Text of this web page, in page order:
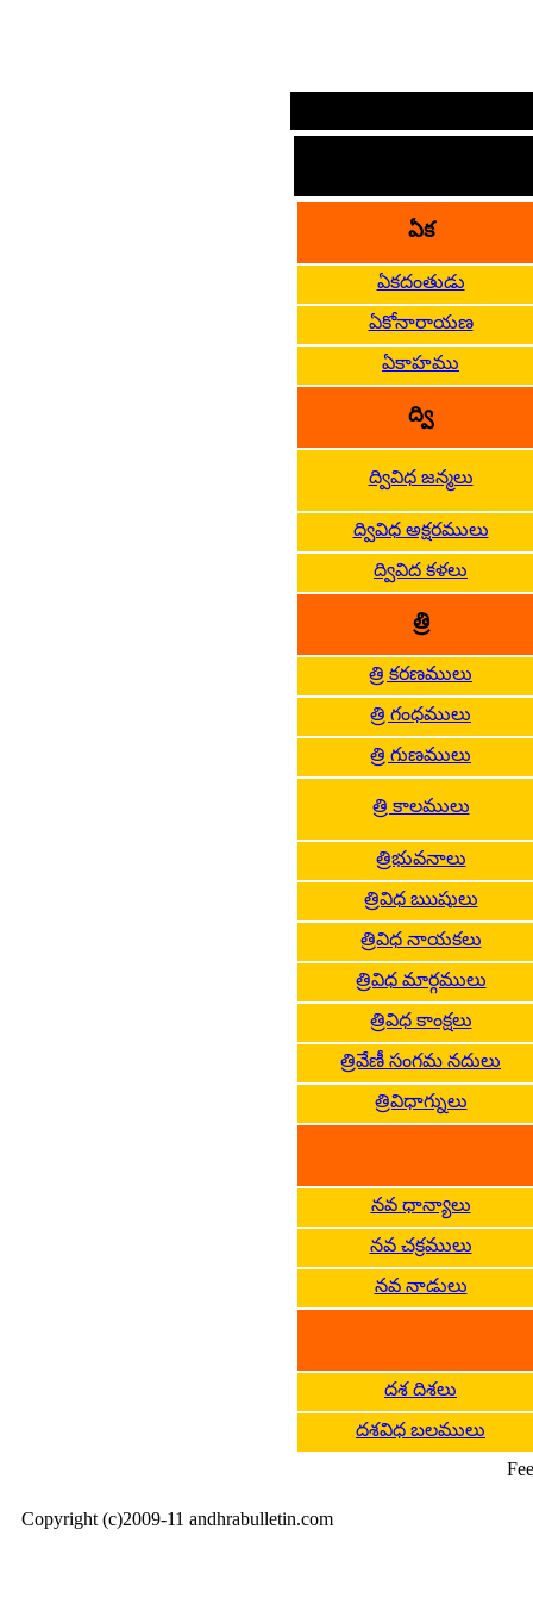
ఏక
ఏకదంతుడు
ఏకోనారాయణ
ఏకాహము
ద్వి
ద్వివిధ జన్మలు
ద్వివిధ అక్షరములు
ద్వివిద కళలు
త్రి
త్రి కరణములు
త్రి గంధములు
త్రి గుణములు
త్రి కాలములు
త్రిభువనాలు
త్రివిధ ఋషులు
త్రివిధ నాయకలు
త్రివిధ మార్గములు
త్రివిధ కాంక్షలు
త్రివేణీ సంగమ నదులు
త్రివిధాగ్నులు
నవ ధాన్యాలు
నవ చక్రములు
నవ నాడులు
దశ దిశలు
దశవిధ బలములు
Copyright (c)2009-11 andhrabulletin.com